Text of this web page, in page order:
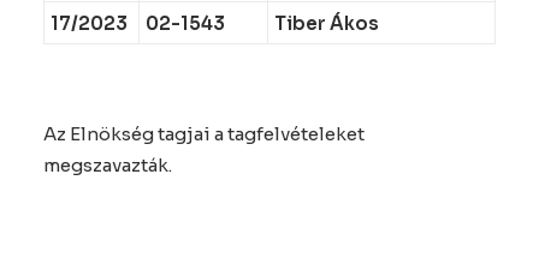
17/2023
02-1543 Tiber Ákos
Az Elnökség tagjai a tagfelvételeket
megszavazták.